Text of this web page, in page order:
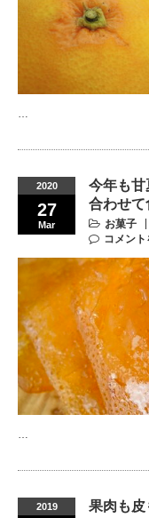
…
2020
27
Mar
今年も甘
合わせて
お菓子
コメント
2019 果肉も皮